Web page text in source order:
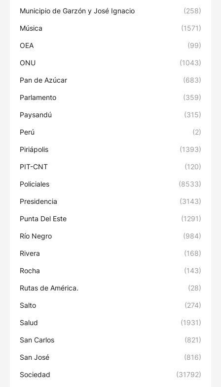
Municipio de Garzón y José Ignacio (258)
Música (1571)
OEA (99)
ONU (1043)
Pan de Azúcar (683)
Parlamento (359)
Paysandú (315)
Perú (2)
Piriápolis (1393)
PIT-CNT (120)
Policiales (8533)
Presidencia (3143)
Punta Del Este (1291)
Río Negro (984)
Rivera (168)
Rocha (143)
Rutas de América. (28)
Salto (274)
Salud (1931)
San Carlos (821)
San José (816)
Sociedad (31792)